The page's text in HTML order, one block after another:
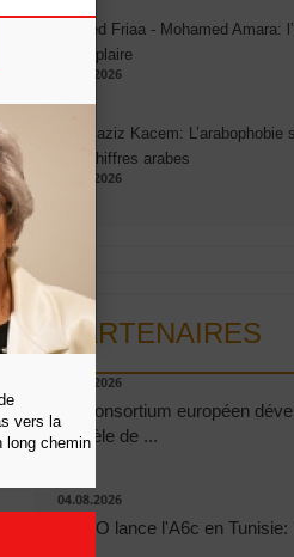
Ahmed Friaa - Mohamed Amara:
exemplaire
04.08.2026
Abdelaziz Kacem: L’arabophobie
aux chiffres arabes
09.07.2026
PARTENAIRES
06.08.2026
Un consortium européen
modèle de ...
04.08.2026
OPPO lance l'A6c en
vers la
long chemin